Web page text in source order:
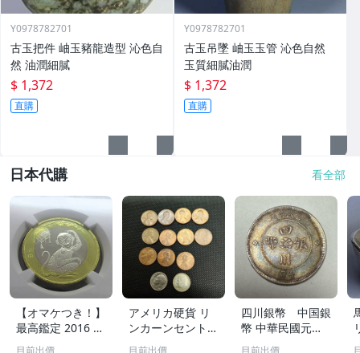
Y0978782701
古玉把件 岫玉豬龍造型 沁色自
然 油潤細膩
$ 1,372
直購
Y0978782701
古玉吊墜 岫玉玉管 沁色自然
玉質細膩油潤
$ 1,372
直購
日本代購 看全部
【オマケつき！】
最高鑑定 2016 中
国 10元 申年 猿
アメリカ硬貨 リ
ンカーンセント
他13枚セット 外
四川銀幣 中国銀
幣 中華民國元年
軍政府造 壹圓 古